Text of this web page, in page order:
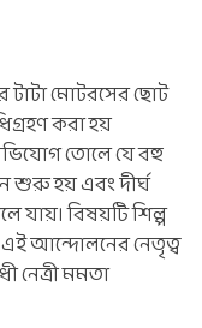
টাটা মোটরসের ছোট
করা হয়
তোলে যে বহু
হয় এবং দীর্ঘ
যায়। বিষয়টি শিল্প
এই আন্দোলনের নেতৃত্ব
নেত্রী মমতা